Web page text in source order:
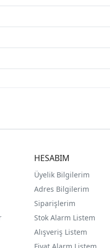
HESABIM
Üyelik Bilgilerim
Adres Bilgilerim
Siparişlerim
Stok Alarm Listem
Alışveriş Listem